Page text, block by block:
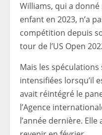
Williams, qui a
enfant en 2023, n’a
compétition depuis
tour de l’US Open
Mais les
intensifiées lorsqu’il
avait réintégré le
l’Agence
l’année dernière.